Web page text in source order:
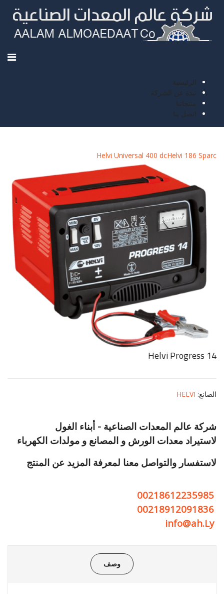
الرئيسية
نبذة عن الشركة
منتجاتنا
اتصل بنا
Helvi Universal 400 dcHelvi 186 Sparc
Helvi Progress 14
الصانع:
HELVI
شركة عالم المعدات الصناعية - أبناء الغول
لاستيراد معدات الورش و المصانع و مولدات الكهرباء
لاستفسار والتواصل معنا لمعرفة المزيد عن المنتج
00218612235985
00218912091836
info@ah.Ly
وصف